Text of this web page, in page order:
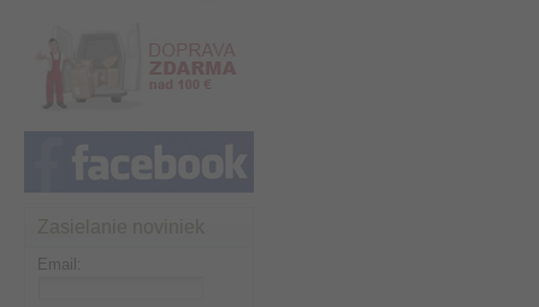
Zasielanie noviniek
Email